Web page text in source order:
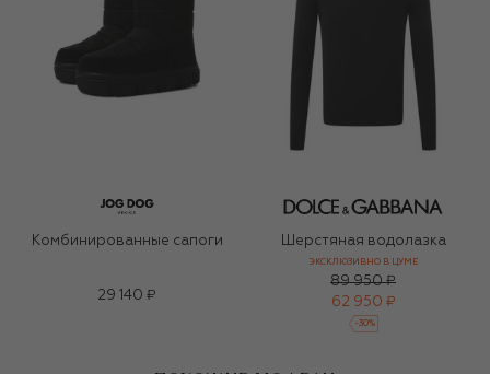
Комбинированные сапоги
29 140 ₽
Шерстяная водолазка
ЭКСКЛЮЗИВНО В ЦУМЕ
89 950 ₽
62 950 ₽
-30%